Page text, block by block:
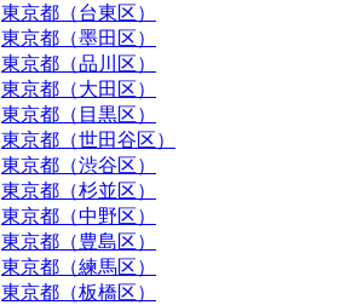
東京都（台東区）
東京都（墨田区）
東京都（品川区）
東京都（大田区）
東京都（目黒区）
東京都（世田谷区）
東京都（渋谷区）
東京都（杉並区）
東京都（中野区）
東京都（豊島区）
東京都（練馬区）
東京都（板橋区）